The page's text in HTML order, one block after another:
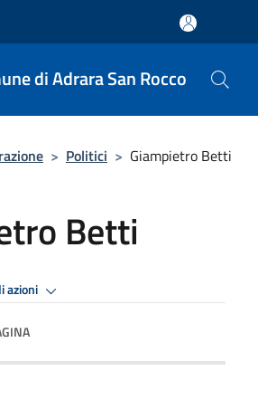
di Adrara San Rocco
> Politici > Giampietro Betti
Betti
azioni